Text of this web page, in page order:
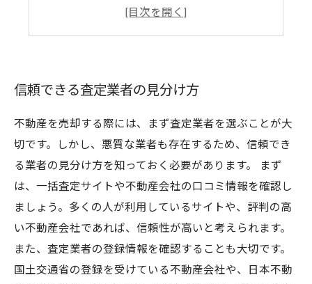
失敗しない不動産査定業者の選び方
信頼できる査定業者の見分け方
不動産を売却する際には、まず査定業者を選ぶことが大
切です。しかし、悪質な業者も存在するため、信頼でき
る業者の見分け方を知っておく必要があります。 まず
は、一括査定サイトや不動産会社の口コミ情報を確認し
ましょう。多くの人が利用しているサイトや、評判の高
い不動産会社であれば、信頼性が高いと考えられます。
また、査定業者の登録情報を確認することも大切です。
国土交通省の登録を受けている不動産会社や、日本不動